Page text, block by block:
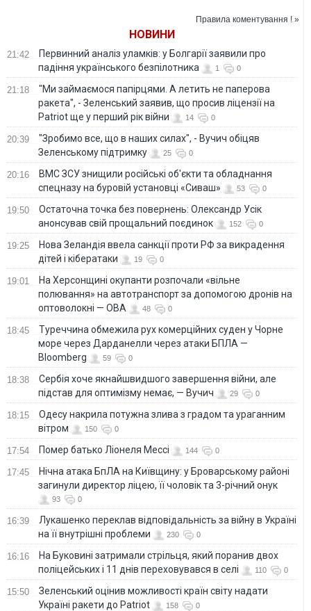
Правила коментування ! »
НОВИНИ
21:42
Первинний аналіз уламків: у Болгарії заявили про
падіння українського безпілотника
1 0
21:18
"Ми займаємося папірцями. А летить не паперова
ракета", - Зеленський заявив, що просив ліцензії на
Patriot ще у перший рік війни
14 0
20:39
"Зробимо все, що в наших силах", - Вучич обіцяв
Зеленському підтримку
25 0
20:16
ВМС ЗСУ знищили російські об'єкти та обладнання
спецназу на буровій установці «Сиваш»
53 0
19:50
Остаточна точка без повернень: Олександр Усік
анонсував свій прощальний поєдинок
152 0
19:25
Нова Зеландія ввела санкції проти РФ за викрадення
дітей і кібератаки
19 0
19:01
На Херсонщині окупанти розпочали «вільне
полювання» на автотранспорт за допомогою дронів на
оптоволокні — ОВА
48 0
18:45
Туреччина обмежила рух комерційних суден у Чорне
море через Дарданелли через атаки БПЛА —
Bloomberg
59 0
18:38
Сербія хоче якнайшвидшого завершення війни, але
підстав для оптимізму немає, — Вучич
29 0
18:15
Одесу накрила потужна злива з градом та ураганним
вітром
150 0
17:54 Помер батько Ліонеля Мессі 144 0
17:45
Нічна атака БпЛА на Київщину: у Броварському районі
загинули директор ліцею, її чоловік та 3-річний онук
93 0
16:39
Лукашенко переклав відповідальність за війну в Україні
на її внутрішні проблеми
230 0
16:16
На Буковині затримали стрільця, який поранив двох
поліцейських і 11 днів переховувався в селі
110 0
15:50
Зеленський оцінив можливості країн світу надати
Україні ракети до Patriot
158 0